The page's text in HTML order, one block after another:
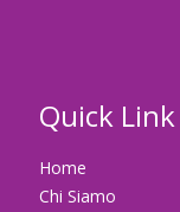
Quick Link
Home
Chi Siamo